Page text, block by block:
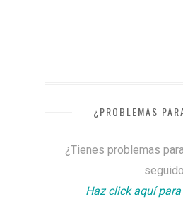
¿PROBLEMAS
¿Tienes problemas
Haz click aquí